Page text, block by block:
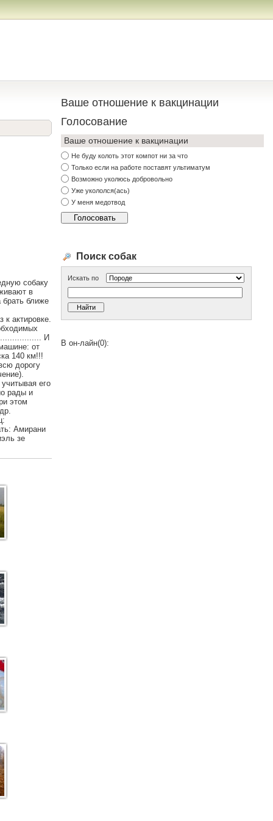
собаку
в
ближе
к актировке.
И
от
140 км!!!
дорогу
его
рады и
этом
Амирани
зе
Ваше отношение к вакцинации
Голосование
Ваше отношение к вакцинации
Не буду колоть этот компот ни за что
Только если на работе поставят ультиматум
Возможно уколюсь добровольно
Уже укололся(ась)
У меня медотвод
Поиск собак
Искать по
В он-лайн(0):